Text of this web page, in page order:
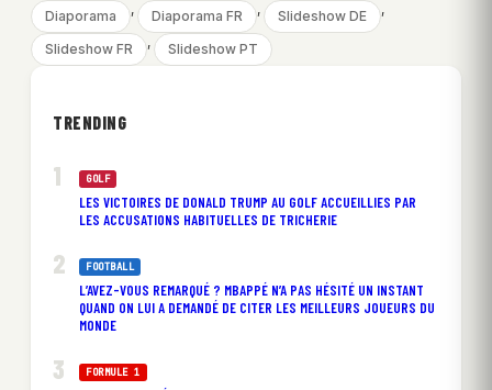
Diaporama , Diaporama FR , Slideshow DE ,
Slideshow FR , Slideshow PT
TRENDING
GOLF
LES VICTOIRES DE DONALD TRUMP AU GOLF ACCUEILLIES PAR
LES ACCUSATIONS HABITUELLES DE TRICHERIE
FOOTBALL
L’AVEZ-VOUS REMARQUÉ ? MBAPPÉ N’A PAS HÉSITÉ UN INSTANT
QUAND ON LUI A DEMANDÉ DE CITER LES MEILLEURS JOUEURS DU
MONDE
FORMULE 1